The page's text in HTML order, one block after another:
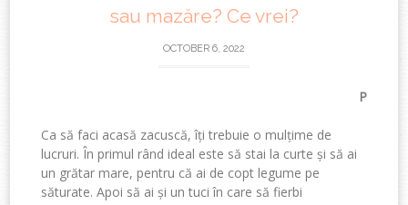
sau mazăre? Ce vrei?
OCTOBER 6, 2022
P
Ca să faci acasă zacuscă,îți trebuie o mulțime de
lucruri.În primul rând ideal este să stai la curte și să ai
un grătar mare, pentru că ai de copt legume pe
săturate.Apoi să ai și untuci în care să fierbi